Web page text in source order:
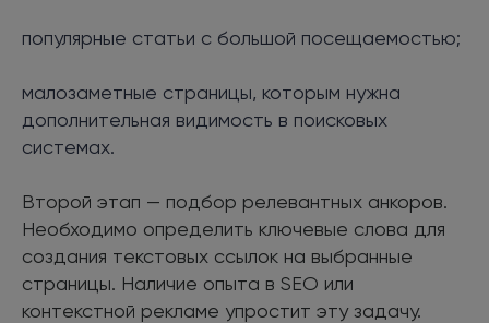
популярные статьи с большой посещаемостью;
малозаметные страницы, которым нужна
дополнительная видимость в поисковых
системах.
Второй этап — подбор релевантных анкоров.
Необходимо определить ключевые слова для
создания текстовых ссылок на выбранные
страницы. Наличие опыта в SEO или
контекстной рекламе упростит эту задачу.